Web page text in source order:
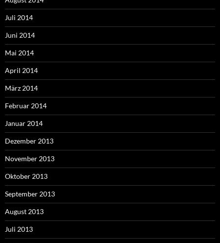
Juli 2014
Juni 2014
Mai 2014
April 2014
März 2014
Februar 2014
Januar 2014
Dezember 2013
November 2013
Oktober 2013
September 2013
August 2013
Juli 2013